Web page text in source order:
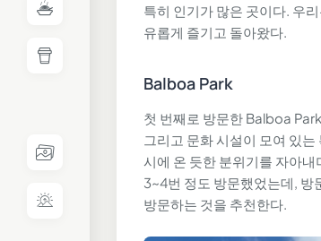
특히 인기가 많은 곳이다. 우
유롭게 즐기고 돌아왔다.
Balboa Park
첫 번째로 방문한 Balboa
그리고 문화 시설이 모여 있
시에 온 듯한 분위기를 자아
3~4번 정도 방문했었는데, 방
방문하는 것을 추천한다.